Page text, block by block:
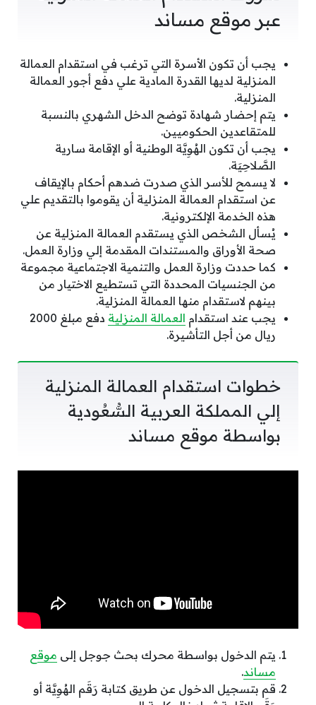
عبر موقع مساند
يجب أن تكون الأسرة التي ترغب في استقدام العمالة
المنزلية لديها القدرة المادية علي دفع أجور العمالة
المنزلية.
يتم إحضار شهادة توضح الدخل الشهري بالنسبة
للمتقاعدين الحكوميين.
يجب أن تكون الهُوِيَّة الوطنية أو الإقامة سارية
الصَّلاحِيَة.
لا يسمح للأسر الذي صدرت ضدهم أحكام بالإيقاف
عن استقدام العمالة المنزلية أن يقوموا بالتقديم علي
هذه الخدمة الإلكترونية.
يُسأل الشخص الذي يستقدم العمالة المنزلية عن
صحة الأوراق والمستندات المقدمة إلي وزارة العمل.
كما حددت وزارة العمل والتنمية الاجتماعية مجموعة
من الجنسيات المحددة التي تستطيع الاختيار من
بينهم لاستقدام منها العمالة المنزلية.
يجب عند استقدام العمالة المنزلية
دفع مبلغ 2000
ريال من أجل التأشيرة.
خطوات استقدام العمالة المنزلية
إلي المملكة العربية السُّعُودية
بواسطة موقع مساند
يتم الدخول بواسطة محرك بحث جوجل إلى موقع
مساند.
قم بتسجيل الدخول عن طريق كتابة رَقَم الهُوِيَّة أو